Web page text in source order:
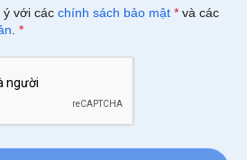
ý với các chính sách bảo mật * và các
*